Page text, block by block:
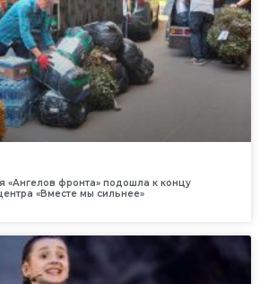
«Ангелов фронта» подошла к концу
«Вместе мы сильнее»